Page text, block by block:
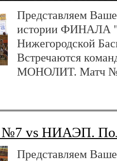
Представляем
истории ФИНАЛА
Нижегородской
Встречаются
МОНОЛИТ. Матч
vs НИАЭП.
Представляем